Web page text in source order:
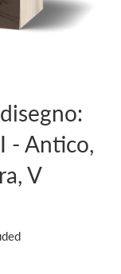
- Antico,
V